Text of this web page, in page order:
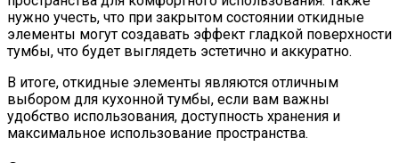
нужно учесть, что при закрытом состоянии откидные
элементы могут создавать эффект гладкой поверхности
тумбы, что будет выглядеть эстетично и аккуратно.
В итоге, откидные элементы являются отличным
выбором для кухонной тумбы, если вам важны
удобство использования, доступность хранения и
максимальное использование пространства.